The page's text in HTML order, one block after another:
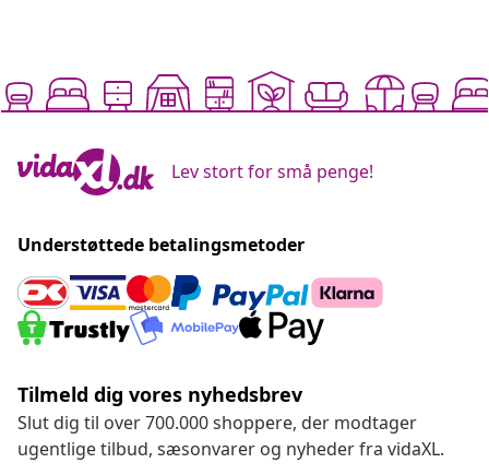
Lev stort for små penge!
Understøttede betalingsmetoder
Tilmeld dig vores nyhedsbrev
Slut dig til over 700.000 shoppere, der modtager
ugentlige tilbud, sæsonvarer og nyheder fra vidaXL.